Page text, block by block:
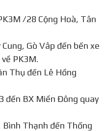
/28 Cộng Hoà, Tân
Gò Vâp đến bến xe
PK3M.
Thụ đến Lê Hồng
đến BX Miền Đông quay
Bình Thạnh đến Thống